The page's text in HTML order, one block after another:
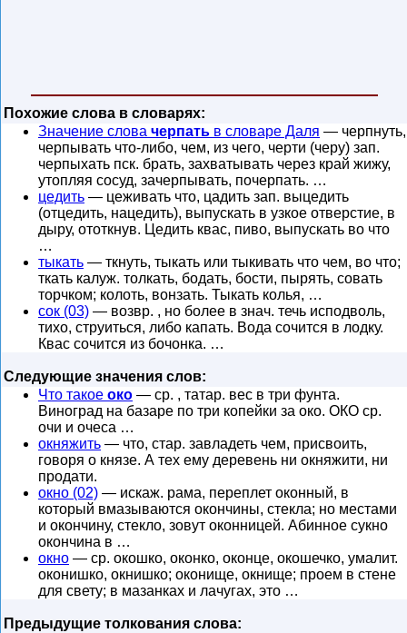
Похожие слова в словарях:
Значение слова черпать в словаре Даля — черпнуть,
черпывать что-либо, чем, из чего, черти (черу) зап.
черпыхать пск. брать, захватывать через край жижу,
утопляя сосуд, зачерпывать, почерпать. …
цедить — цеживать что, цадить зап. выцедить
(отцедить, нацедить), выпускать в узкое отверстие, в
дыру, ототкнув. Цедить квас, пиво, выпускать во что
…
тыкать — ткнуть, тыкать или тыкивать что чем, во что;
ткать калуж. толкать, бодать, бости, пырять, совать
торчком; колоть, вонзать. Тыкать колья, …
сок (03) — возвр. , но более в знач. течь исподволь,
тихо, струиться, либо капать. Вода сочится в лодку.
Квас сочится из бочонка. …
Следующие значения слов:
Что такое око — ср. , татар. вес в три фунта.
Виноград на базаре по три копейки за око. ОКО ср.
очи и очеса …
окняжить — что, стар. завладеть чем, присвоить,
говоря о князе. А тех ему деревень ни окняжити, ни
продати.
окно (02) — искаж. рама, переплет оконный, в
который вмазываются окончины, стекла; но местами
и окончину, стекло, зовут оконницей. Абинное сукно
окончина в …
окно — ср. окошко, оконко, оконце, окошечко, умалит.
оконишко, окнишко; оконище, окнище; проем в стене
для свету; в мазанках и лачугах, это …
Предыдущие толкования слова: